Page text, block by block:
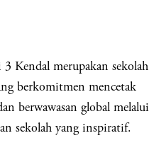
merupakan sekolah
berkomitmen mencetak
berwawasan global melalui
sekolah yang inspiratif.